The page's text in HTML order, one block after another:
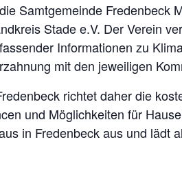
Samtgemeinde Fredenbeck
Stade e.V. Der Verein
Informationen zu
mit den jeweiligen
richtet daher die
und Möglichkeiten für
in Fredenbeck aus und lädt